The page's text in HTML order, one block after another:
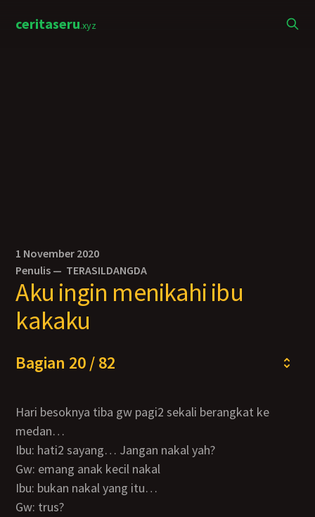
ceritaseru.xyz
1 November 2020
Penulis — TERASILDANGDA
Aku ingin menikahi ibu
kakaku
Bagian 20 / 82
Hari besoknya tiba gw pagi2 sekali berangkat ke
medan…
Ibu: hati2 sayang… Jangan nakal yah?
Gw: emang anak kecil nakal
Ibu: bukan nakal yang itu…
Gw: trus?